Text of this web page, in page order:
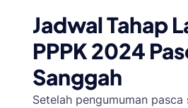
Jadwal Tahap
PPPK 2024
Sanggah
Setelah pengumuman